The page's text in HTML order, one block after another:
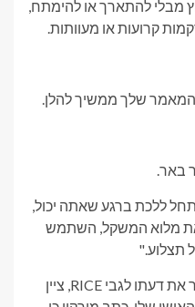
מבלי להתארך או להימתח,
קרועות או מעוותות.
המאמר שלך ממשיך להלן.
באר.
ללכת ברגע שאתה יכול,
את מלוא המשקל, השתמש
תצלוע."
אפילו מירקין שינה בסופו של דבר את דעתו לגבי RICE, ציין